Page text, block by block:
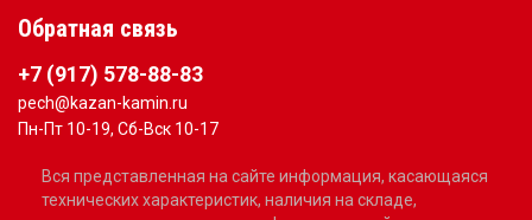
Обратная связь
+7 (917) 578-88-83
pech@kazan-kamin.ru
Пн-Пт 10-19, Сб-Вск 10-17
Вся представленная на сайте информация, касающаяся
технических характеристик, наличия на складе,